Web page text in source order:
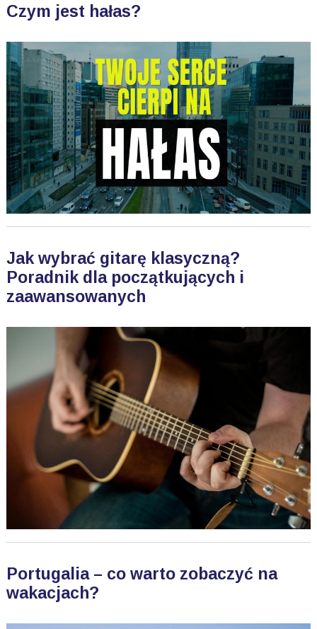
Czym jest hałas?
Jak wybrać gitarę klasyczną?
Poradnik dla początkujących i
zaawansowanych
Portugalia – co warto zobaczyć na
wakacjach?